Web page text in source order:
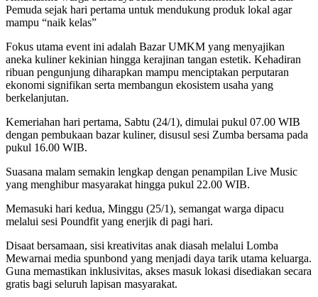
Pemuda sejak hari pertama untuk mendukung produk lokal agar
mampu “naik kelas”
Fokus utama event ini adalah Bazar UMKM yang menyajikan
aneka kuliner kekinian hingga kerajinan tangan estetik. Kehadiran
ribuan pengunjung diharapkan mampu menciptakan perputaran
ekonomi signifikan serta membangun ekosistem usaha yang
berkelanjutan.
Kemeriahan hari pertama, Sabtu (24/1), dimulai pukul 07.00 WIB
dengan pembukaan bazar kuliner, disusul sesi Zumba bersama pada
pukul 16.00 WIB.
Suasana malam semakin lengkap dengan penampilan Live Music
yang menghibur masyarakat hingga pukul 22.00 WIB.
Memasuki hari kedua, Minggu (25/1), semangat warga dipacu
melalui sesi Poundfit yang enerjik di pagi hari.
Disaat bersamaan, sisi kreativitas anak diasah melalui Lomba
Mewarnai media spunbond yang menjadi daya tarik utama keluarga.
Guna memastikan inklusivitas, akses masuk lokasi disediakan secara
gratis bagi seluruh lapisan masyarakat.